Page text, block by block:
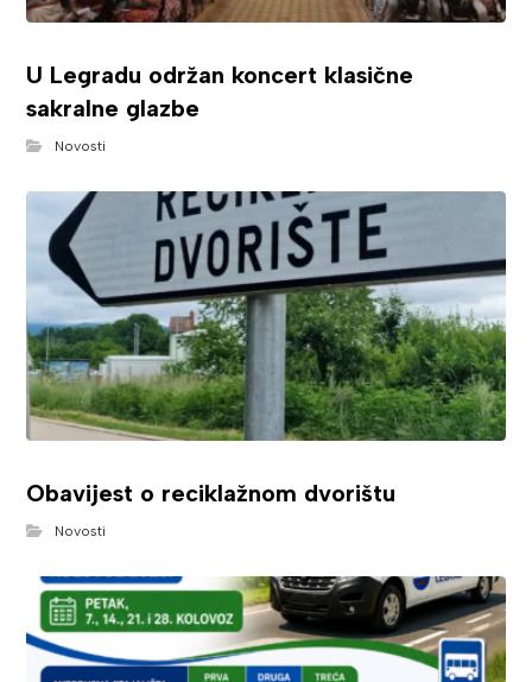
U Legradu održan koncert klasične
sakralne glazbe
Novosti
Obavijest o reciklažnom dvorištu
Novosti